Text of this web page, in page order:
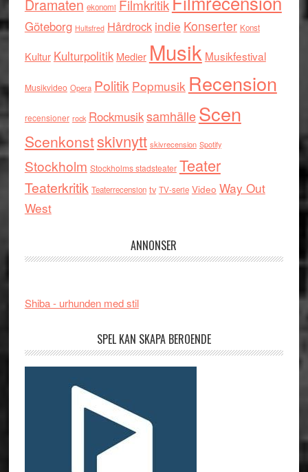
Dramaten ekonomi Filmkritik
Göteborg Hultsfred Hårdrock indie Konserter Konst
Kultur Kulturpolitik Medier Musik Musikfestival
Musikvideo Opera Politik Popmusik Recension
recensioner rock RockmusiksamhälleScen
Scenkonstskivnytt skivrecension Spotify
Stockholm Stockholms stadsteater Teater
Teaterkritik Teaterrecension tv TV-serie Video Way Out
West
ANNONSER
Shiba - urhunden med stil
SPEL KAN SKAPA BEROENDE